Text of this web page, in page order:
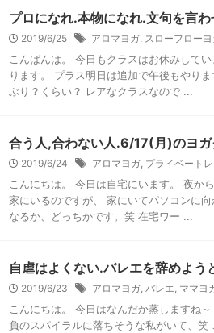
プロになれ.本物になれ.文句を言
2019/6/25 アロマヨガ, スローフロー
こんばんは。 今日もクラスはお休みして
ります。 プラス明日は追加で午後もやり
ぶり？くらい？ レアなクラスなので ...
合う人,合わない人.6/17(月)のヨガ
2019/6/24 アロマヨガ, プライベート
こんにちは。 今日は自宅にいます。 夜か
家にいるのですが、 家にいてパソコンに
なるか、どっちかです。笑 在宅ワー ...
自虐はよくない.バレエを辞めよ
2019/6/23 アロマヨガ, バレエ, ママヨ
こんにちは。 今日はなんだか蒸しますね
負のスパイラルに落ちそうな私がいて、